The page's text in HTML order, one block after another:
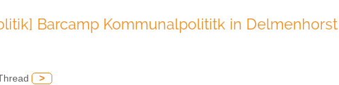
Barcamp Kommunalpolititk in Delmenhorst
>